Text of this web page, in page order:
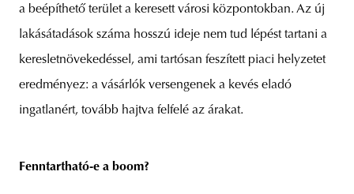
a beépíthető terület a keresett városi központokban. Az új
lakásátadások száma hosszú ideje nem tud lépést tartani a
keresletnövekedéssel, ami tartósan feszített piaci helyzetet
eredményez: a vásárlók versengenek a kevés eladó
ingatlanért, tovább hajtva felfelé az árakat.
Fenntartható-e a boom?